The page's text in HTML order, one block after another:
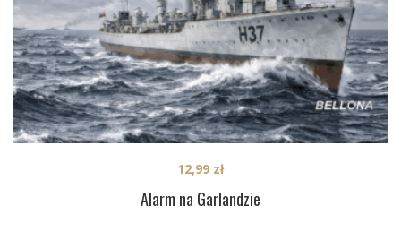
Alarm na Garlandzie
12,99 zł